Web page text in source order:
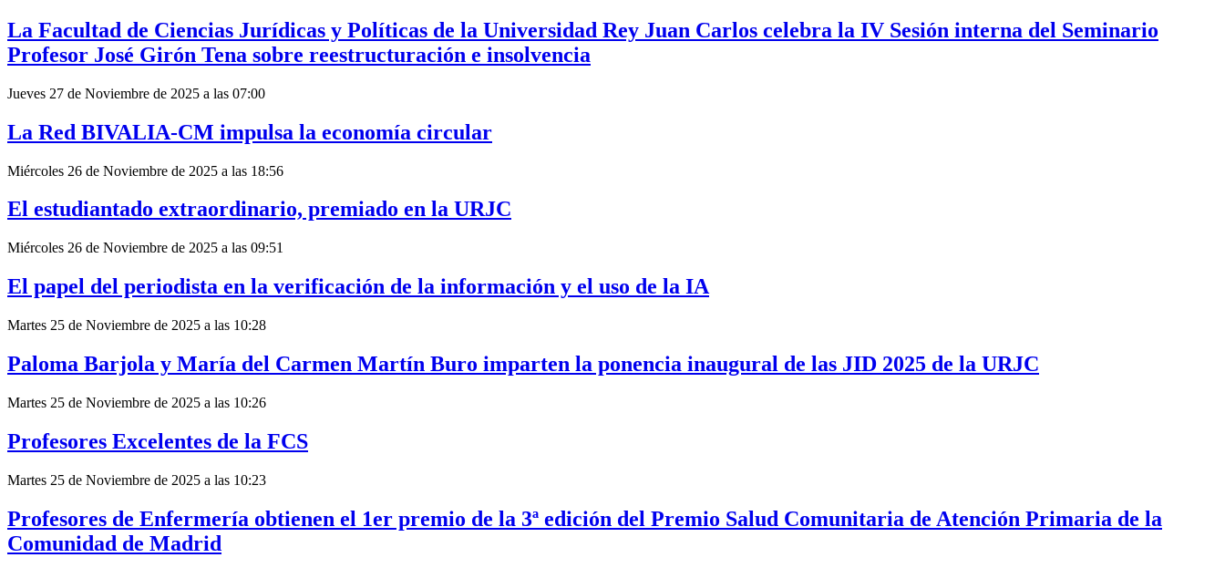
La Facultad de Ciencias Jurídicas y Políticas de la Universidad Rey Juan Carlos celebra la IV Sesión interna del Seminario
Profesor José Girón Tena sobre reestructuración e insolvencia
Jueves 27 de Noviembre de 2025 a las 07:00
La Red BIVALIA-CM impulsa la economía circular
Miércoles 26 de Noviembre de 2025 a las 18:56
El estudiantado extraordinario, premiado en la URJC
Miércoles 26 de Noviembre de 2025 a las 09:51
El papel del periodista en la verificación de la información y el uso de la IA
Martes 25 de Noviembre de 2025 a las 10:28
Paloma Barjola y María del Carmen Martín Buro imparten la ponencia inaugural de las JID 2025 de la URJC
Martes 25 de Noviembre de 2025 a las 10:26
Profesores Excelentes de la FCS
Martes 25 de Noviembre de 2025 a las 10:23
Profesores de Enfermería obtienen el 1er premio de la 3ª edición del Premio Salud Comunitaria de Atención Primaria de la
Comunidad de Madrid